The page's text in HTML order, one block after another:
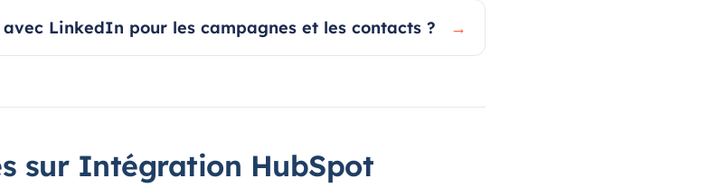
LinkedIn pour les campagnes et les contacts ? →
sur Intégration HubSpot